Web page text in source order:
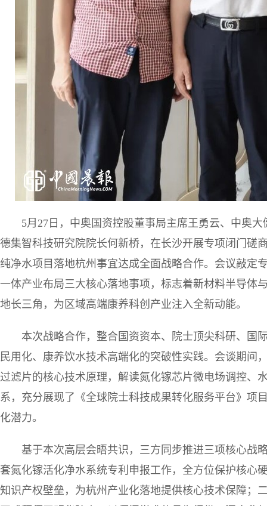
5月27日，中奥国资控股董事局主席王勇云、中奥
德集智科技研究院院长何新桥，在长沙开展专项闭门磋
纯净水项目落地杭州事宜达成全面战略合作。会议敲定
一体产业布局三大核心落地事项，标志着新材料半导体
地长三角，为区域高端康养科创产业注入全新动能。
本次战略合作，整合国资资本、院士顶尖科研、国
民用化、康养饮水技术高端化的突破性实践。会谈期间
过滤片的核心技术原理，解读氮化镓芯片微电场调控、
系，充分展现了《全球院士科技成果转化服务平台》项
化潜力。
基于本次高层会晤共识，三方同步推进三项核心战
套氮化镓活化净水系统专利申报工作，全方位保护核心
知识产权壁垒，为杭州产业化落地提供核心技术保障；